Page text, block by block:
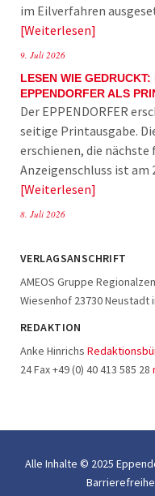
im Eilverfahren
Weiterlesen
9. Juli 2026
LESEN WIE GEDRUCKT:
EPPENDORFER ALS
Der EPPENDORFER
seitige Printausgabe.
erschienen, die nächste
Anzeigenschluss ist
Weiterlesen
8. Juli 2026
VERLAGSANSCHRIFT
AMEOS Gruppe
Wiesenhof 23730 Neustadt
REDAKTION
Anke Hinrichs
24 Fax +49 (0) 40 413 585 28
Alle Inhalte © 2025